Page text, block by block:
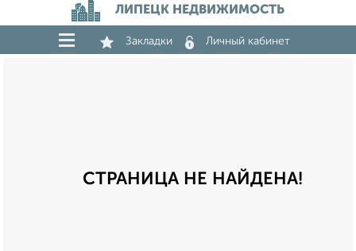
ЛИПЕЦК НЕДВИЖИМОСТЬ
Закладки Личный кабинет
СТРАНИЦА НЕ НАЙДЕНА!